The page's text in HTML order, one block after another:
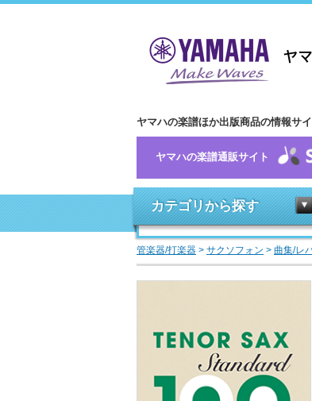
ヤマハの楽譜ほか出版商品の情報サイ
ヤマハの楽譜通販サイト
カテゴリから探す
管楽器/打楽器 > サクソフォン > 曲集/レ